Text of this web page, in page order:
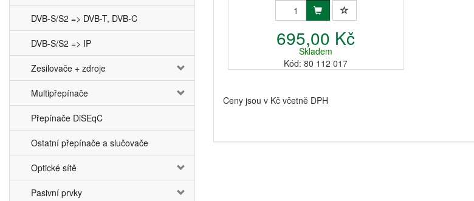
DVB-S/S2 => DVB-T, DVB-C
DVB-S/S2 => IP
Zesilovače + zdroje
Multipřepínače
Přepínače DiSEqC
Ostatní přepínače a slučovače
Optické sítě
Pasivní prvky
695,00 Kč
Skladem
Kód: 80 112 017
Ceny jsou v Kč včetně DPH